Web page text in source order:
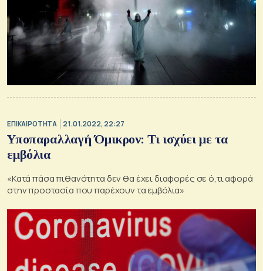
ΕΠΙΚΑΙΡΟΤΗΤΑ 21.01.2022, 22:27
Υποπαραλλαγή Όμικρον: Τι ισχύει με τα
εμβόλια
«Κατά πάσα πιθανότητα δεν θα έχει διαφορές σε ό,τι αφορά
στην προστασία που παρέχουν τα εμβόλια»